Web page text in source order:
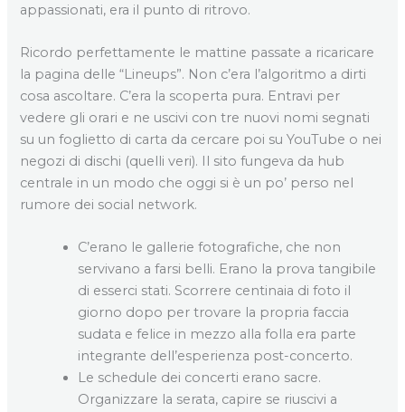
appassionati, era il punto di ritrovo.
Ricordo perfettamente le mattine passate a ricaricare
la pagina delle “Lineups”. Non c’era l’algoritmo a dirti
cosa ascoltare. C’era la scoperta pura. Entravi per
vedere gli orari e ne uscivi con tre nuovi nomi segnati
su un foglietto di carta da cercare poi su YouTube o nei
negozi di dischi (quelli veri). Il sito fungeva da hub
centrale in un modo che oggi si è un po’ perso nel
rumore dei social network.
C’erano le gallerie fotografiche, che non
servivano a farsi belli. Erano la prova tangibile
di esserci stati. Scorrere centinaia di foto il
giorno dopo per trovare la propria faccia
sudata e felice in mezzo alla folla era parte
integrante dell’esperienza post-concerto.
Le schedule dei concerti erano sacre.
Organizzare la serata, capire se riuscivi a